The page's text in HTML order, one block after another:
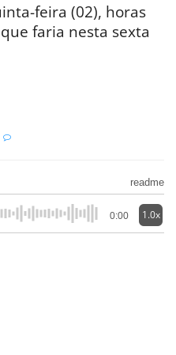
feira (02), horas
faria nesta sexta
readme
0:00 1.0x